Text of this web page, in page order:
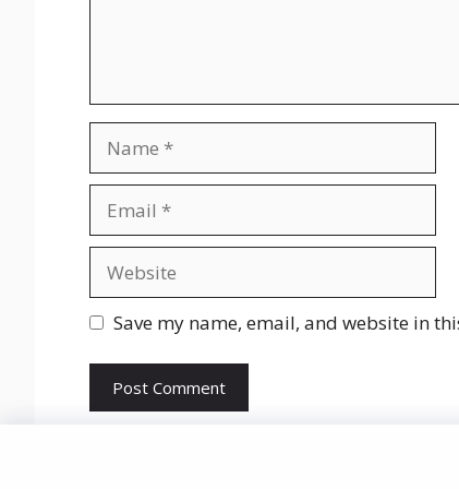
Save my name, email, and website in